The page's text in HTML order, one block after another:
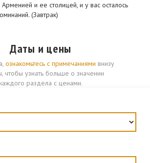
Арменией и ее столицей, и у вас осталось
(Завтрак)
Даты и цены
ознакомьтесь с примечаниями внизу
чтобы узнать больше о значении
каждого раздела с ценами.